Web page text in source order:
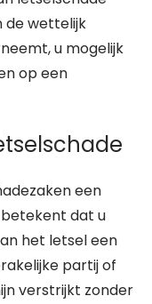
de wettelijk
u mogelijk
op een
een
dat u
het letsel een
partij of
verstrijkt zonder